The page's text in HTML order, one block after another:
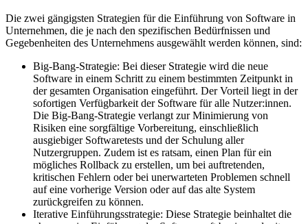
Die zwei gängigsten Strategien für die Einführung von Software in
Unternehmen, die je nach den spezifischen Bedürfnissen und
Gegebenheiten des Unternehmens ausgewählt werden können, sind:
Big-Bang-Strategie: Bei dieser Strategie wird die neue
Software in einem Schritt zu einem bestimmten Zeitpunkt in
der gesamten Organisation eingeführt. Der Vorteil liegt in der
sofortigen Verfügbarkeit der Software für alle Nutzer:innen.
Die Big-Bang-Strategie verlangt zur Minimierung von
Risiken eine sorgfältige Vorbereitung, einschließlich
ausgiebiger Softwaretests und der Schulung aller
Nutzergruppen. Zudem ist es ratsam, einen Plan für ein
mögliches Rollback zu erstellen, um bei auftretenden,
kritischen Fehlern oder bei unerwarteten Problemen schnell
auf eine vorherige Version oder auf das alte System
zurückgreifen zu können.
Iterative Einführungsstrategie: Diese Strategie beinhaltet die